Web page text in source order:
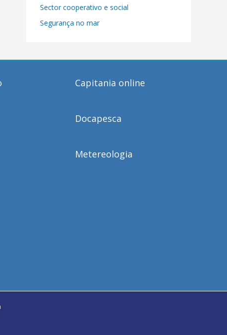
Sector cooperativo e social
Segurança no mar
Capitania online
Docapesca
Metereologia